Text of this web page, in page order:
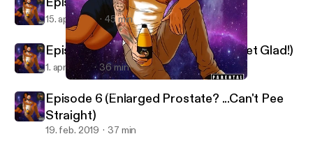
4tyAF a Podcast...
15. apr. 2019 45 min
Episode 7 (Scratch Your Butt And Get Glad!)
1. apr. 2019 36 min
Episode 6 (Enlarged Prostate? ...Can't Pee
Straight)
19. feb. 2019 37 min